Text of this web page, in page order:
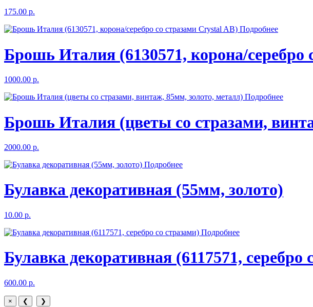
175.00 р.
Подробнее
Брошь Италия (6130571, корона/серебро
1000.00 р.
Подробнее
Брошь Италия (цветы со стразами,
2000.00 р.
Подробнее
Булавка декоративная (55мм, золото)
10.00 р.
Подробнее
Булавка декоративная (6117571, серебро
600.00 р.
× ❮ ❯